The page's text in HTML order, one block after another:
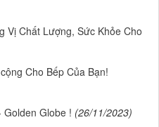
Vị Chất Lượng, Sức Khỏe Cho
Cho Bếp Của Bạn!
Globe ! (26/11/2023)